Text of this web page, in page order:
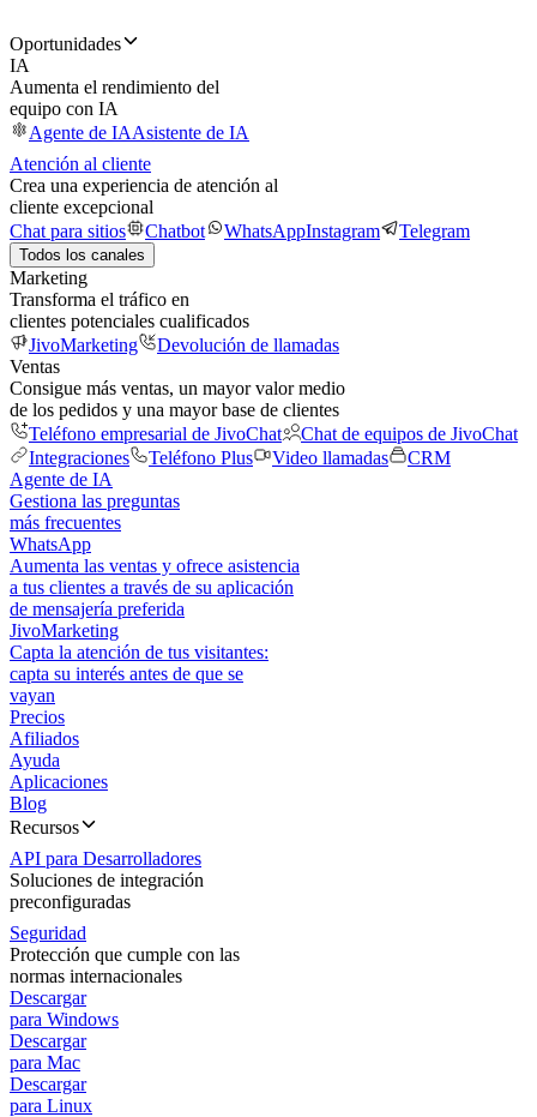
Oportunidades
IA
Aumenta el rendimiento del
equipo con IA
Agente de IAAsistente de IA
Atención al cliente
Crea una experiencia de atención al
cliente excepcional
Chat para sitios
Chatbot WhatsAppInstagram Telegram
Todos los canales
Marketing
Transforma el tráfico en
clientes potenciales cualificados
JivoMarketing
Devolución de llamadas
Ventas
Consigue más ventas, un mayor valor medio
de los pedidos y una mayor base de clientes
Teléfono empresarial de JivoChat
Chat de equipos de JivoChat
Integraciones
Teléfono Plus Video llamadas
CRM
Agente de IA
Gestiona las preguntas
más frecuentes
WhatsApp
Aumenta las ventas y ofrece asistencia
a tus clientes a través de su aplicación
de mensajería preferida
JivoMarketing
Capta la atención de tus visitantes:
capta su interés antes de que se
vayan
Precios
Afiliados
Ayuda
Aplicaciones
Blog
Recursos
API para Desarrolladores
Soluciones de integración
preconfiguradas
Seguridad
Protección que cumple con las
normas internacionales
Descargar
para Windows
Descargar
para Mac
Descargar
para Linux